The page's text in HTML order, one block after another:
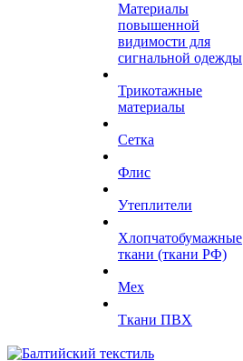
Материалы
повышенной
видимости для
сигнальной одежды
Трикотажные
материалы
Сетка
Флис
Утеплители
Хлопчатобумажные
ткани (ткани РФ)
Мех
Ткани ПВХ